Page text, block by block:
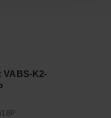
VABS-K2-